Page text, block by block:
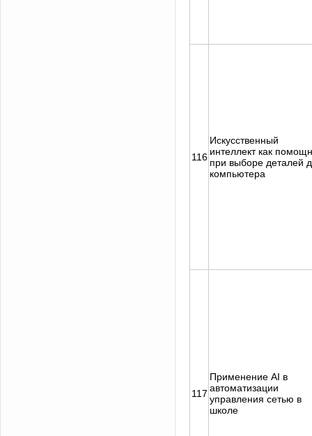
116
Искусственный
интеллект как
при выборе деталей
компьютера
117
Применение AI в
автоматизации
управления сетью в
школе